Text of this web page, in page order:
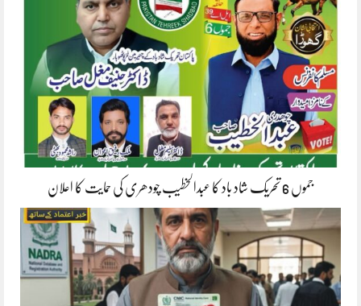
جموں 6 تحریک شاد باد کا عبدالخطیب چودھری کی حمایت کا اعلان